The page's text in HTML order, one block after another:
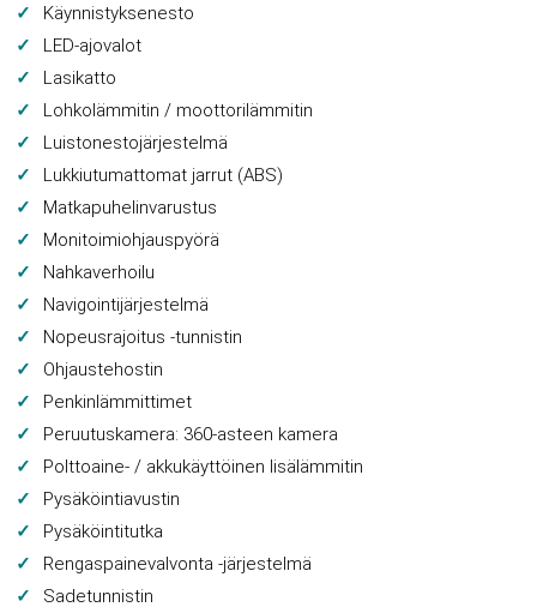
Käynnistyksenesto
LED-ajovalot
Lasikatto
Lohkolämmitin / moottorilämmitin
Luistonestojärjestelmä
Lukkiutumattomat jarrut (ABS)
Matkapuhelinvarustus
Monitoimiohjauspyörä
Nahkaverhoilu
Navigointijärjestelmä
Nopeusrajoitus -tunnistin
Ohjaustehostin
Penkinlämmittimet
Peruutuskamera: 360-asteen kamera
Polttoaine- / akkukäyttöinen lisälämmitin
Pysäköintiavustin
Pysäköintitutka
Rengaspainevalvonta -järjestelmä
Sadetunnistin